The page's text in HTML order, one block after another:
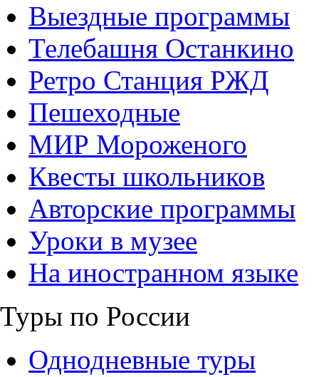
Выездные программы
Телебашня Останкино
Ретро Станция РЖД
Пешеходные
МИР Мороженого
Квесты школьников
Авторские программы
Уроки в музее
На иностранном языке
Туры по России
Однодневные туры